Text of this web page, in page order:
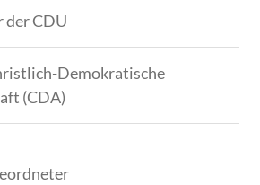
der CDU
Demokratische
(CDA)